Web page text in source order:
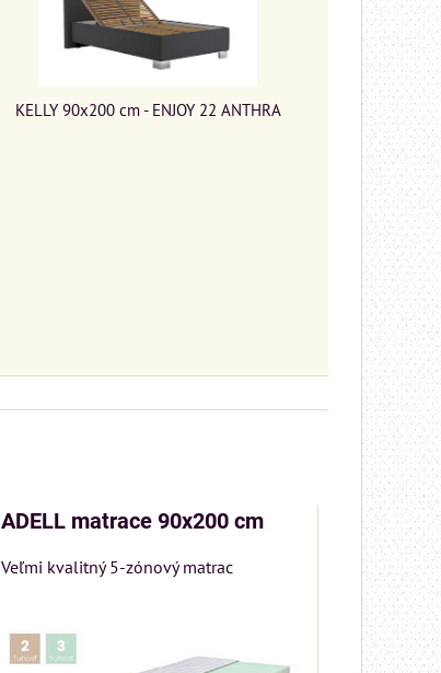
KELLY 90x200 cm - ENJOY 22 ANTHRA
ADELL matrace 90x200 cm
Veľmi kvalitný 5-zónový matrac